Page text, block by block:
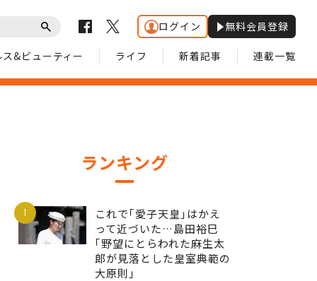
ログイン 無料会員登録
ス&ビューティー ライフ 新着記事 連載一覧
ランキング
1
これで｢愛子天皇｣はかえ
って近づいた…島田裕巳
｢野望にとらわれた麻生太
郎が見落とした皇室典範の
大原則｣